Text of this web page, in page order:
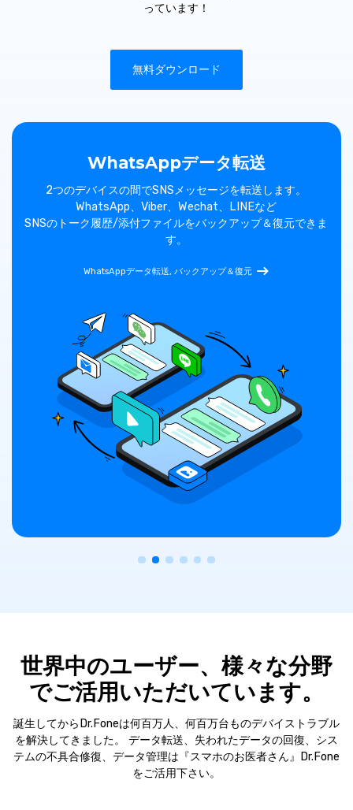
っています！
無料ダウンロード
WhatsAppデータ転送
2つのデバイスの間でSNSメッセージを転送します。
WhatsApp、Viber、Wechat、LINEなど
SNSのトーク履歴/添付ファイルをバックアップ＆復元できま
す。
WhatsAppデータ転送, バックアップ＆復元
世界中のユーザー、様々な分野
でご活用いただいています。
誕生してからDr.Foneは何百万人、何百万台ものデバイストラブル
を解決してきました。
データ転送、失われたデータの回復、シス
テムの不具合修復、データ管理は『スマホのお医者さん』Dr.Fone
をご活用下さい。